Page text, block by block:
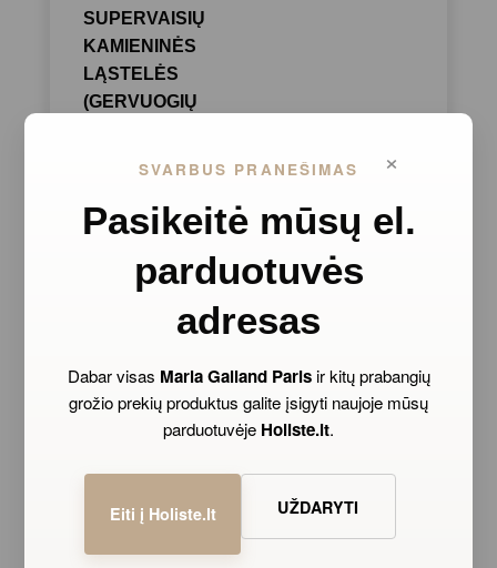
×
SVARBUS PRANEŠIMAS
Pasikeitė mūsų el.
parduotuvės
adresas
Dabar visas Maria Galland Parisir kitų prabangių
grožio prekių produktus galite įsigyti naujoje mūsų
parduotuvėje Holiste.lt.
Eiti į Holiste.lt UŽDARYTI
SUPERVAISIŲ
KAMIENINĖS
LĄSTELĖS
(GERVUOGIŲ
padeda prižiūrėti
stangrumą ir
matomus